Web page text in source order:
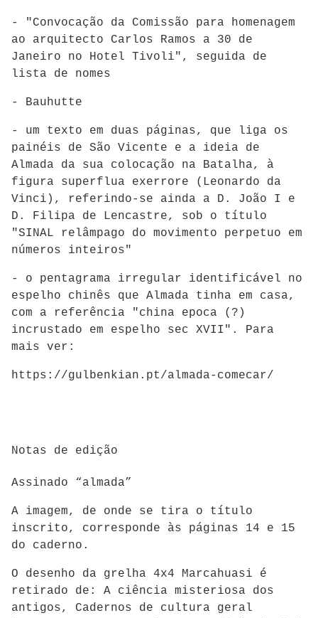
- "Convocação da Comissão para homenagem
ao arquitecto Carlos Ramos a 30 de
Janeiro no Hotel Tivoli", seguida de
lista de nomes
- Bauhutte
- um texto em duas páginas, que liga os
painéis de São Vicente e a ideia de
Almada da sua colocação na Batalha, à
figura superflua exerrore (Leonardo da
Vinci), referindo-se ainda a D. João I e
D. Filipa de Lencastre, sob o título
"SINAL relâmpago do movimento perpetuo em
números inteiros"
- o pentagrama irregular identificável no
espelho chinês que Almada tinha em casa,
com a referência "china epoca (?)
incrustado em espelho sec XVII". Para
mais ver:
https://gulbenkian.pt/almada-comecar/
Notas de edição
Assinado “almada”
A imagem, de onde se tira o título
inscrito, corresponde às páginas 14 e 15
do caderno.
O desenho da grelha 4x4 Marcahuasi é
retirado de: A ciência misteriosa dos
antigos, Cadernos de cultura geral